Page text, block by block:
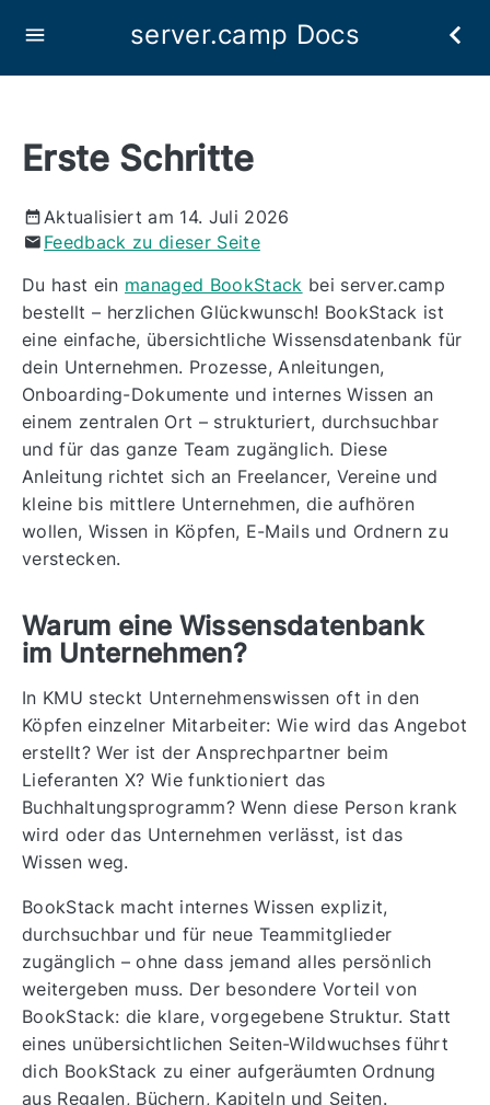
server.camp Docs
Erste Schritte
Aktualisiert am 14. Juli 2026
Feedback zu dieser Seite
Du hast ein managed BookStack bei server.camp
bestellt – herzlichen Glückwunsch! BookStack ist
eine einfache, übersichtliche Wissensdatenbank für
dein Unternehmen. Prozesse, Anleitungen,
Onboarding-Dokumente und internes Wissen an
einem zentralen Ort – strukturiert, durchsuchbar
und für das ganze Team zugänglich. Diese
Anleitung richtet sich an Freelancer, Vereine und
kleine bis mittlere Unternehmen, die aufhören
wollen, Wissen in Köpfen, E-Mails und Ordnern zu
verstecken.
Warum eine Wissensdatenbank
im Unternehmen?
In KMU steckt Unternehmenswissen oft in den
Köpfen einzelner Mitarbeiter: Wie wird das Angebot
erstellt? Wer ist der Ansprechpartner beim
Lieferanten X? Wie funktioniert das
Buchhaltungsprogramm? Wenn diese Person krank
wird oder das Unternehmen verlässt, ist das
Wissen weg.
BookStack macht internes Wissen explizit,
durchsuchbar und für neue Teammitglieder
zugänglich – ohne dass jemand alles persönlich
weitergeben muss. Der besondere Vorteil von
BookStack: die klare, vorgegebene Struktur. Statt
eines unübersichtlichen Seiten-Wildwuchses führt
dich BookStack zu einer aufgeräumten Ordnung
aus Regalen, Büchern, Kapiteln und Seiten.